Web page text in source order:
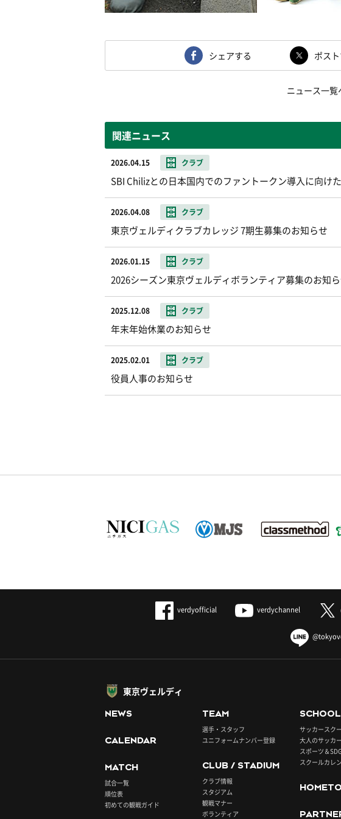
シェアする ポス
ニュース一覧
関連ニュース
2026.04.15 クラブ
SBI Chilizとの日本国内でのファントークン導入に向け
2026.04.08 クラブ
東京ヴェルディクラブカレッジ 7期生募集のお知らせ
2026.01.15 クラブ
2026シーズン東京ヴェルディボランティア募集のお知
2025.12.08 クラブ
年末年始休業のお知らせ
2025.02.01 クラブ
役員人事のお知らせ
verdyofficial verdychannel
東京ヴェルディ
NEWS
CALENDAR
MATCH
試合一覧
順位表
初めての観戦ガイド
TEAM
選手・スタッフ
ユニフォームナンバー登録
CLUB / STADIUM
クラブ情報
スタジアム
観戦マナー
ボランティア
SCHOOL
サッカースク
大人のサッカー
スポーツ＆
スクールカレ